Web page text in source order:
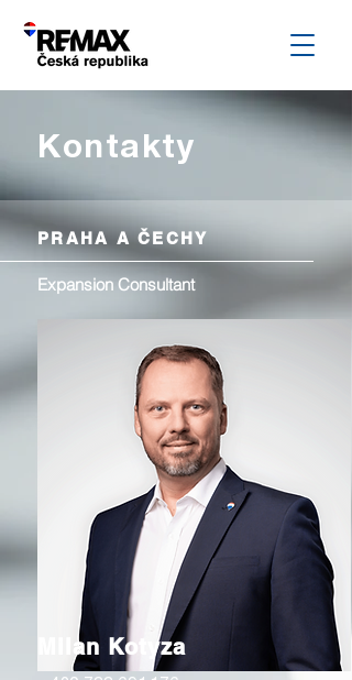
Kontakty
PRAHA A ČECHY
Expansion Consultant
Milan Kotyza